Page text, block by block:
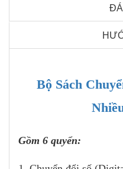
Bộ Sách
Gồm 6 quyển: